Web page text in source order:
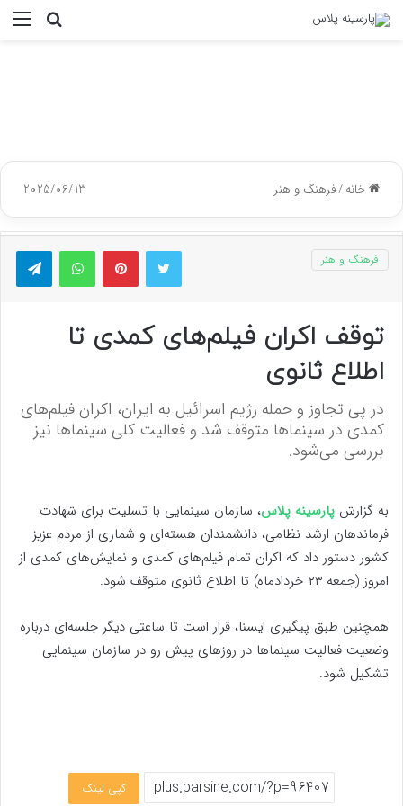
جستجو
خانه/فرهنگ و هنر 2025/06/13
توییتر پینتریستواتس آپ
فرهنگ و هنر
توقف اکران فیلم‌های کمدی تا
اطلاع ثانوی
​در پی تجاوز و حمله رژیم اسرائیل به ایران، اکران فیلم‌های
کمدی در سینماها متوقف شد و فعالیت کلی سینماها نیز
بررسی می‌شود.
به گزارش پارسینه پلاس، سازمان سینمایی با تسلیت برای شهادت
فرماندهان ارشد نظامی، دانشمندان هسته‌ای و شماری از مردم عزیز
کشور دستور داد که اکران تمام فیلم‌های کمدی و نمایش‌های کمدی از
امروز (جمعه ۲۳ خردادماه) تا اطلاع ثانوی متوقف شود.
همچنین طبق پیگیری ایسنا، قرار است تا ساعتی دیگر جلسه‌ای درباره
وضعیت فعالیت سینماها در روزهای پیش رو در سازمان سینمایی
تشکیل شود.
کپی لینک